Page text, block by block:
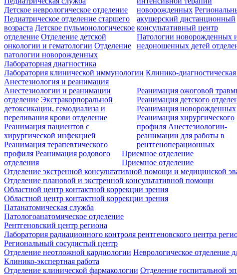
новорожденных
акушерский дистанционный
консультативный центр
Патологии новорожденных
недоношенных детей
Детское неврологическое отделение
Педиатрическое отделение старшего
возраста Детское пульмонологическое
отделение Отделение детской
онкологии и гематологии Отделение
патологии новорожденных
Лабораторная диагностика
Лаборатория клинической иммунологии Клинико-
Анестезиология и реанимация
Анестезиологии и реанимации
отделение Экстракорпоральной
детоксикации, гемодиализа и
переливания крови отделение
Реанимация пациентов с
хирургической инфекцией
Реанимация терапевтического
профиля Реанимация родового
отделения
Реанимация ожоговой
Реанимация детского
Реанимация новорожденных
Реанимация хирургического
профиля Анестезиологии-
реанимации для работы в
рентгеноперационных
Приемное отделение
Приемное отделение
Отделение экстренной консультативной помощи и медицинской
Отделение плановой и экстренной консультативной помощи
Областной центр контактной коррекции зрения
Областной центр контактной коррекции зрения
Патанатомическая служба
Патологоанатомическое отделение
Рентгеновский центр региона
Лаборатория радиационного контроля рентгеновского центра
Региональный сосудистый центр
Отделение неотложной кардиологии Неврологическое отделение
Клинико-экспертная работа
Отделение клинической фармакологии Отделение госпитальной